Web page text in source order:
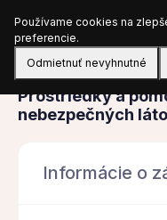
Obstarávanie
Prostriedky a
nebezpečných
Informácie o
Používame cookies na
preferencie.
Odmietnuť nevyhnutné